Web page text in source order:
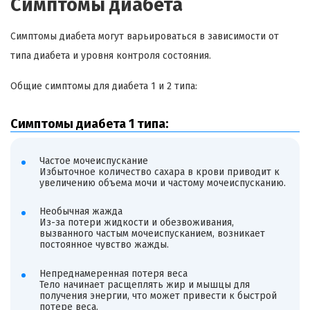
Симптомы диабета
Симптомы диабета могут варьироваться в зависимости от
типа диабета и уровня контроля состояния.
Общие симптомы для диабета 1 и 2 типа:
Симптомы диабета 1 типа:
Частое мочеиспускание
Избыточное количество сахара в крови приводит к
увеличению объема мочи и частому мочеиспусканию.
Необычная жажда
Из-за потери жидкости и обезвоживания,
вызванного частым мочеиспусканием, возникает
постоянное чувство жажды.
Непреднамеренная потеря веса
Тело начинает расщеплять жир и мышцы для
получения энергии, что может привести к быстрой
потере веса.